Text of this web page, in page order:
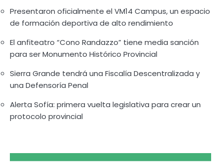
Presentaron oficialmente el VM14 Campus, un espacio
de formación deportiva de alto rendimiento
El anfiteatro “Cono Randazzo” tiene media sanción
para ser Monumento Histórico Provincial
Sierra Grande tendrá una Fiscalía Descentralizada y
una Defensoría Penal
Alerta Sofía: primera vuelta legislativa para crear un
protocolo provincial